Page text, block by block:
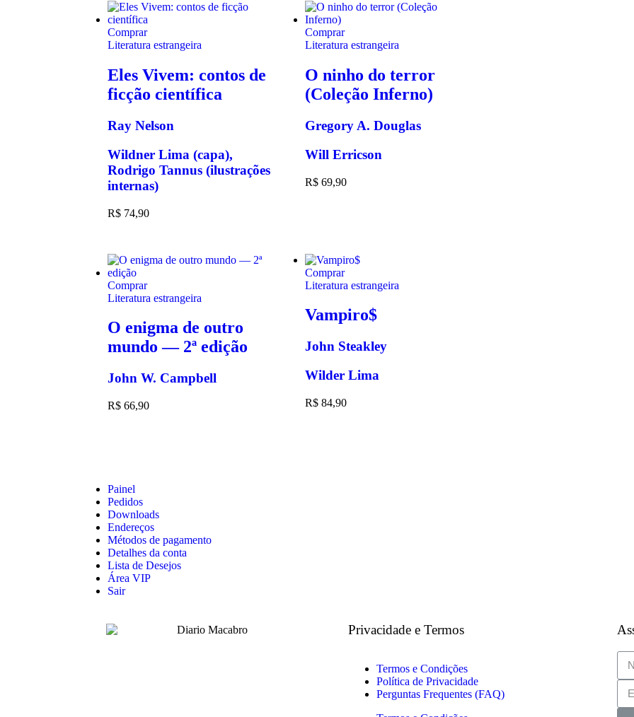
Comprar
Literatura estrangeira
Eles Vivem: contos de
ficção científica
Ray Nelson
Wildner Lima (capa),
Rodrigo Tannus (ilustrações
internas)
R$ 74,90
Comprar
Literatura estrangeira
O ninho do terror
(Coleção Inferno)
Gregory A. Douglas
Will Erricson
R$ 69,90
Comprar
Literatura estrangeira
O enigma de outro
mundo — 2ª edição
John W. Campbell
R$ 66,90
Comprar
Literatura estrangeira
Vampiro$
John Steakley
Wilder Lima
R$ 84,90
Painel
Pedidos
Downloads
Endereços
Métodos de pagamento
Detalhes da conta
Lista de Desejos
Área VIP
Sair
Privacidade e Termos
Termos e Condições
Política de Privacidade
Perguntas Frequentes (FAQ)